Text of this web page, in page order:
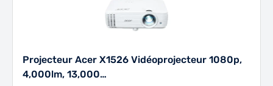
Projecteur Acer X1526 Vidéoprojecteur 1080p,
4,000lm, 13,000…